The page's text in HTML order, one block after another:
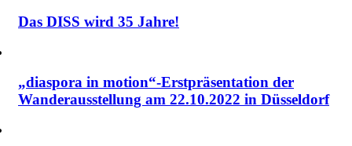
Das DISS wird 35 Jahre!
„diaspora in motion“-Erstpräsentation der
Wanderausstellung am 22.10.2022 in Düsseldorf